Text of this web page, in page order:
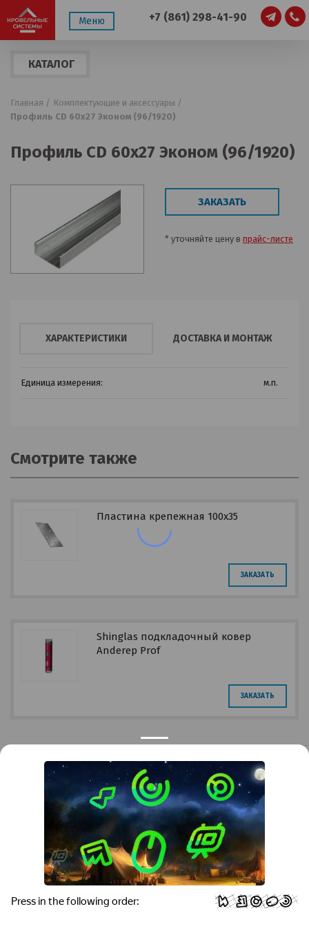
Меню +7 (861) 298-41-90
КАТАЛОГ
Главная / Комплектующие и аксессуары /
Профиль CD 60х27 Эконом (96/1920)
Профиль CD 60х27 Эконом (96/1920)
ЗАКАЗАТЬ
* уточняйте цену в прайс-листе
ХАРАКТЕРИСТИКИ ДОСТАВКА И МОНТАЖ
Единица измерения: м.п.
Смотрите также
Пластина крепежная 100х35
ЗАКАЗАТЬ
Shinglas подкладочный ковер
Anderep Prof
ЗАКАЗАТЬ
Контакты
Краснодар Тимашевск Темрюк
+7 (861) 298-41-90 +7 (861) 298-41-90
Российская, дом 269/10А
krov@krovsystem.com ЗАКАЗАТЬ ЗВОНОК